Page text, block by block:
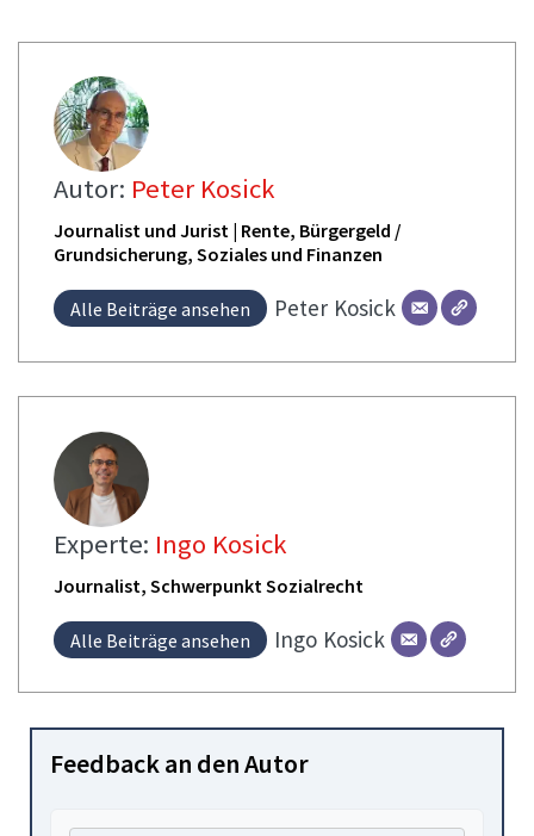
Autor: Peter Kosick
Journalist und Jurist | Rente, Bürgergeld /
Grundsicherung, Soziales und Finanzen
Alle Beiträge ansehen Peter Kosick
Experte: Ingo Kosick
Journalist, Schwerpunkt Sozialrecht
Alle Beiträge ansehen Ingo Kosick
Feedback an den Autor